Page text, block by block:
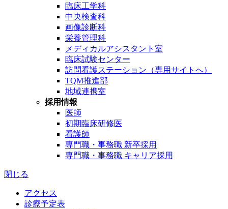
臨床工学科
中央検査科
画像診断科
栄養管理科
メディカルアシスタント室
臨床試験センター
訪問看護ステーション（専用サイトへ）
TQM推進部
地域連携室
採用情報
医師
初期臨床研修医
看護師
専門職・事務職 新卒採用
専門職・事務職 キャリア採用
閉じる
アクセス
診療予定表